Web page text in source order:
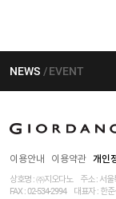
NEWS EVENT
이용안내 이용약관 개인
상호명 : ㈜지오다노
주소 : 서
FAX : 02-534-2994
대표자 : 한준